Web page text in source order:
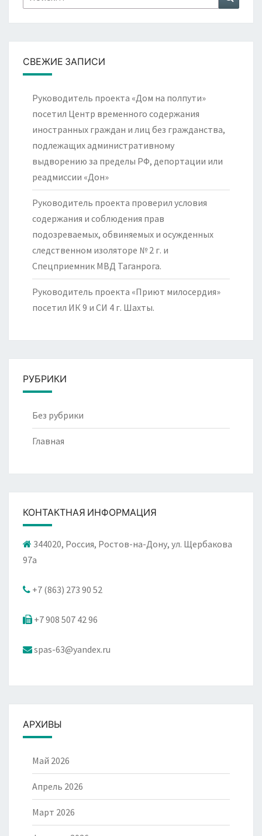
СВЕЖИЕ ЗАПИСИ
Руководитель проекта «Дом на полпути»
посетил Центр временного содержания
иностранных граждан и лиц без гражданства,
подлежащих административному
выдворению за пределы РФ, депортации или
реадмиссии «Дон»
Руководитель проекта проверил условия
содержания и соблюдения прав
подозреваемых, обвиняемых и осужденных
следственном изоляторе № 2 г. и
Спецприемник МВД Таганрога.
Руководитель проекта «Приют милосердия»
посетил ИК 9 и СИ 4 г. Шахты.
РУБРИКИ
Без рубрики
Главная
КОНТАКТНАЯ ИНФОРМАЦИЯ
344020, Россия, Ростов-на-Дону, ул. Щербакова
97а
+7 (863) 273 90 52
+7 908 507 42 96
spas-63@yandex.ru
АРХИВЫ
Май 2026
Апрель 2026
Март 2026